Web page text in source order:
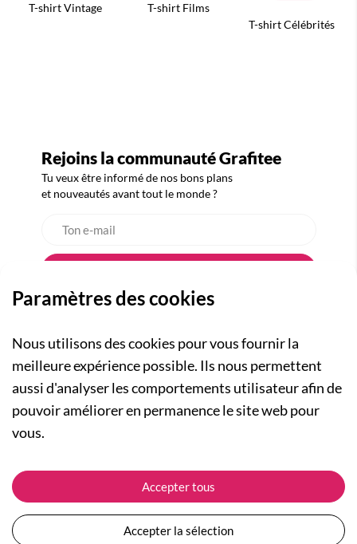
T-shirt Vintage
T-shirt Films
T-shirt Célébrités
Rejoins la communauté Grafitee
Tu veux être informé de nos bons plans
et nouveautés avant tout le monde ?
A PROPOS
Qui sommes-nous ?
Actualités
Nos engagements
Plan du site
Devenir revendeur
NOS RUBRIQUES
Collection Femme
Collection Enfants
Les Totebags
ASSISTANCE
Suivre ma commande
Expédition et livraison
Retour et remboursement
Paramètres des cookies
Nous utilisons des cookies pour vous fournir la
meilleure expérience possible. Ils nous permettent
aussi d'analyser les comportements utilisateur afin de
pouvoir améliorer en permanence le site web pour
vous.
Accepter tous
Accepter la sélection